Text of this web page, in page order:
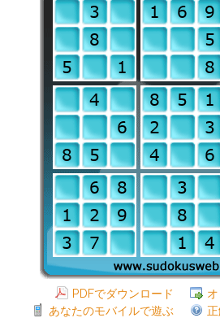
PDFでダウンロード
あなたのモバイルで遊ぶ